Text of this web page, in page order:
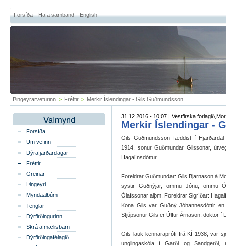
Forsíða Hafa samband English
Þingeyrarvefurinn > Fréttir > Merkir Íslendingar - Gils Guðmundsson
Forsíða
Um vefinn
Dýrafjarðardagar
Fréttir
Greinar
Þingeyri
Myndaalbúm
Tenglar
Dýrfirðingurinn
Skrá afmælisbarn
Dýrfirðingafélagið
31.12.2016 - 10:07 | Vestfirska
Merkir Íslendingar -
Gils Guðmundsson fæddist í
1914, sonur Guðmundar Gilssonar,
Hagalínsdóttur.
Foreldrar Guðmundar: Gils Bjarnason á
systir Guðnýjar, ömmu Jónu, ömmu
Ólafssonar alþm. Foreldrar Sigríðar:
Kona Gils var Guðný Jóhannesdóttir
Stjúpsonur Gils er Úlfur Árnason, doktor í
Gils lauk kennaraprófi frá KÍ 1938, var
unglingaskóla í Garði og Sandgerði,